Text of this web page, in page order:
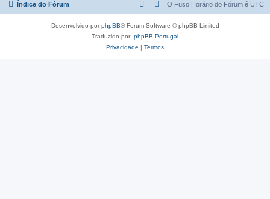
a
Índice do Fórum O Fuso Horário do Fórum é UTC
Desenvolvido porphpBB® Forum Software © phpBB Limited
Traduzido por: phpBB Portugal
Privacidade | Termos